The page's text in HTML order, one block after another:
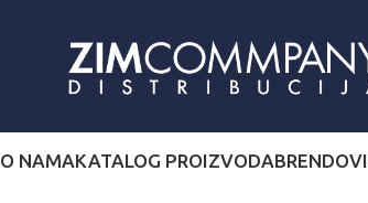
O NAMAKATALOG PROIZVODABRENDOVI